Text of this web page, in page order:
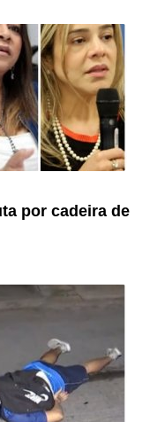
por cadeira de